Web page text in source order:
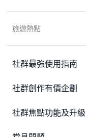
旅遊熱點
社群最強使用指南
社群創作有價企劃
社群焦點功能及升級